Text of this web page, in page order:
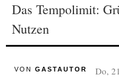
Das Tempolimit:
Nutzen
VON GASTAUTOR Do,